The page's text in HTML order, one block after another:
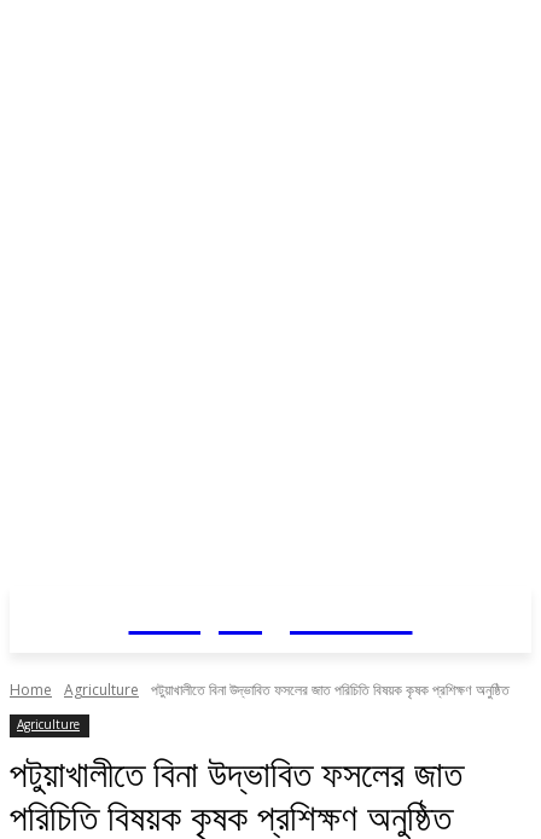
Home Agriculture পটুয়াখালীতে বিনা উদ্ভাবিত ফসলের জাত পরিচিতি বিষয়ক কৃষক প্রশিক্ষণ অনুষ্ঠিত
Agriculture
পটুয়াখালীতে বিনা উদ্ভাবিত ফসলের জাত
পরিচিতি বিষয়ক কৃষক প্রশিক্ষণ অনুষ্ঠিত